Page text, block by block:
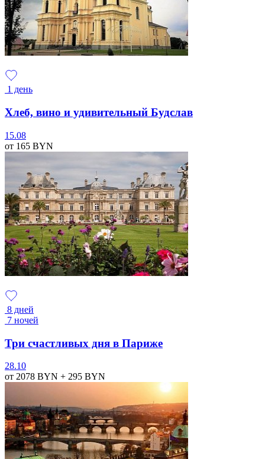
1 день
Хлеб, вино и удивительный Будслав
15.08
от 165 BYN
8 дней
7 ночей
Три счастливых дня в Париже
28.10
от 2078 BYN + 295 BYN